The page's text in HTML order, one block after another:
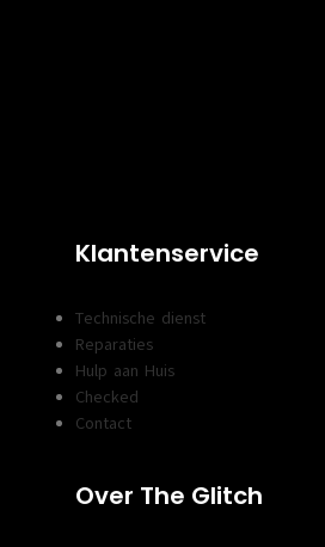
Klantenservice
Technische dienst
Reparaties
Hulp aan Huis
Checked
Contact
Over The Glitch